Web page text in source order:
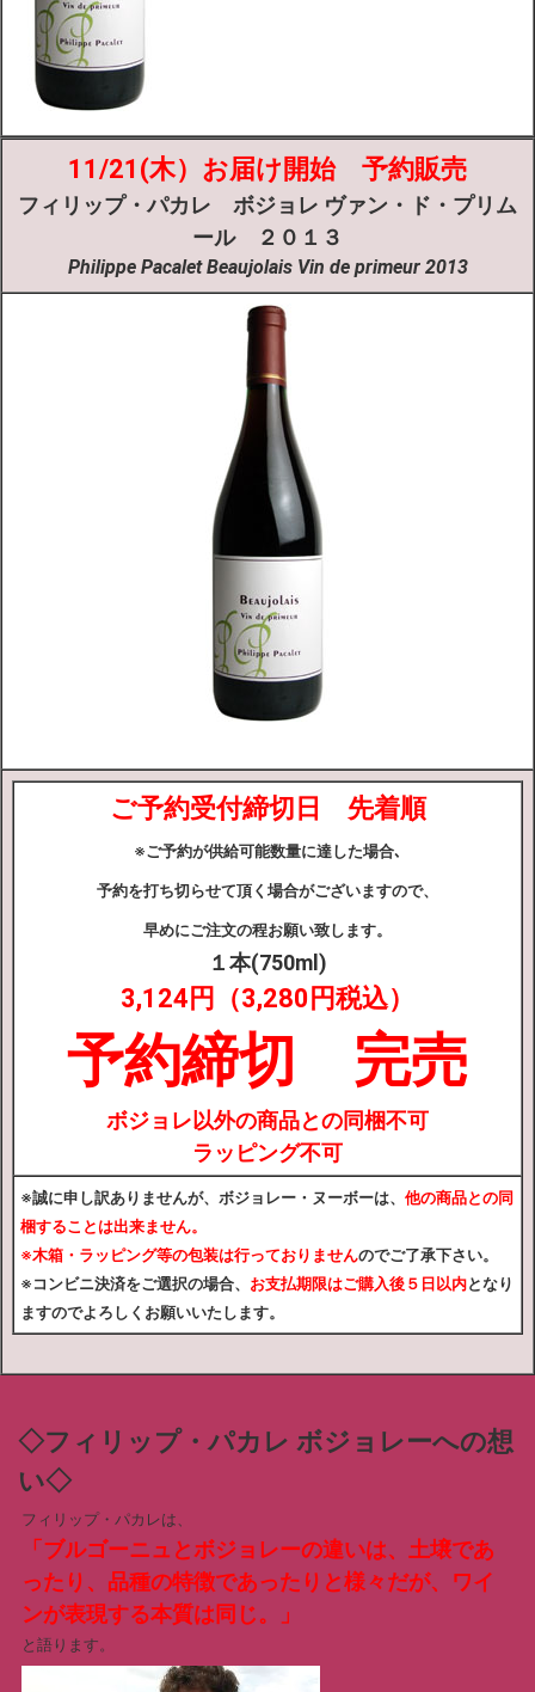
11/21(木）お届け開始 予約販売
フィリップ・パカレ ボジョレ ヴァン・ド・プリム
ール ２０１３
Philippe Pacalet Beaujolais Vin de primeur 2013
ご予約受付締切日 先着順
※ご予約が供給可能数量に達した場合､
予約を打ち切らせて頂く場合がございますので、
早めにご注文の程お願い致します。
１本(750ml)
3,124円（3,280円税込）
予約締切 完売
ボジョレ以外の商品との同梱不可
ラッピング不可
※誠に申し訳ありませんが、 ボジョレー・ヌーボーは、 他の商品との同
梱することは出来ません。
※木箱・ラッピング等の包装は行っておりませんのでご了承下さい。
※コンビニ決済をご選択の場合、 お支払期限はご購入後５日以内となり
ますのでよろしくお願いいたします。
◇フィリップ・パカレ ボジョレーへの想
い◇
フィリップ・パカレは、
「ブルゴーニュとボジョレーの違いは、土壌であ
ったり、品種の特徴であったりと様々だが、ワイ
ンが表現する本質は同じ。」
と語ります。